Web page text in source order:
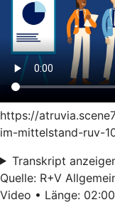
https://
im-mittelstand-ruv-
Transkript
Quelle: R+V
Video • Länge: